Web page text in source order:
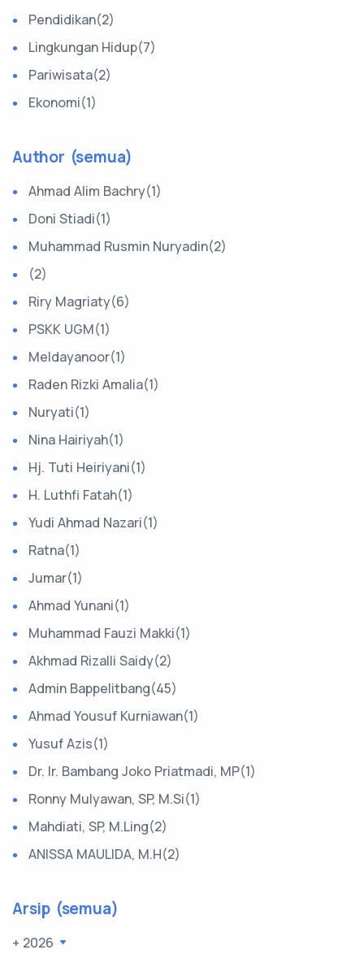
Pendidikan(2)
Lingkungan Hidup(7)
Pariwisata(2)
Ekonomi(1)
Author (semua)
Ahmad Alim Bachry(1)
Doni Stiadi(1)
Muhammad Rusmin Nuryadin(2)
(2)
Riry Magriaty(6)
PSKK UGM(1)
Meldayanoor(1)
Raden Rizki Amalia(1)
Nuryati(1)
Nina Hairiyah(1)
Hj. Tuti Heiriyani(1)
H. Luthfi Fatah(1)
Yudi Ahmad Nazari(1)
Ratna(1)
Jumar(1)
Ahmad Yunani(1)
Muhammad Fauzi Makki(1)
Akhmad Rizalli Saidy(2)
Admin Bappelitbang(45)
Ahmad Yousuf Kurniawan(1)
Yusuf Azis(1)
Dr. Ir. Bambang Joko Priatmadi, MP(1)
Ronny Mulyawan, SP, M.Si(1)
Mahdiati, SP, M.Ling(2)
ANISSA MAULIDA, M.H(2)
Arsip (semua)
+ 2026